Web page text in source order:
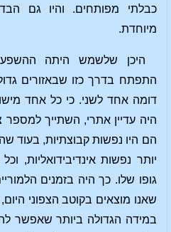
כבלתי מפותחים. והיו גם
מיוחדת.
היכן שלשמש היתה
התפתח בדרך כזו שבאזורים
דומה אחד לשני. כי כל אחד
היה עדיין אתרי, השתייך
הם היו נפשות קבוצתיות, בעוד
יותר נפשות אינדיבידואליות,
גופו שלו. כך היה בזמנים
שאנו מוצאים בקוטב הצפוני
במידה הגדולה ביותר שאפשר